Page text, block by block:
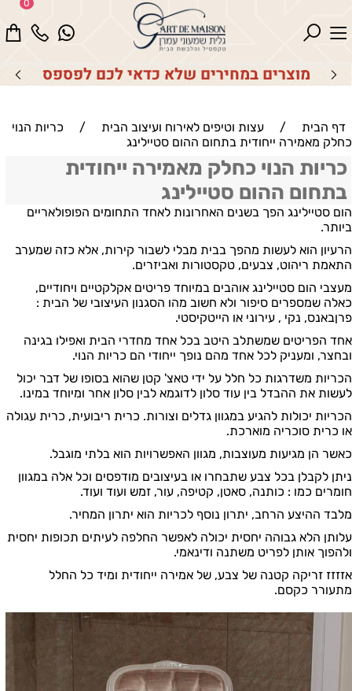
מוצרים במחירים שלא כדאי לכם לפספס
0
דף הבית / עצות וטיפים לאירוח ועיצוב הבית /
כריות הנוי
כחלק מאמירה ייחודית בתחום ההום סטיילינג
כריות הנוי כחלק מאמירה ייחודית
בתחום ההום סטיילינג
הום סטיילינג הפך בשנים האחרונות לאחד התחומים הפופולאריים
ביותר.
הרעיון הוא לעשות מהפך בבית מבלי לשבור קירות, אלא כזה שמערב
התאמת ריהוט, צבעים, טקסטורות ואביזרים.
מעצבי הום סטיילינג אוהבים במיוחד פריטים אקלקטיים ויחודיים,
כאלה שמספרים סיפור ולא חשוב מהו הסגנון העיצובי של הבית :
פרןבאנס, נקי , עירוני או הייטקיסטי.
אחד הפריטים שמשתלב היטב בכל אחד מחדרי הבית ואפילו בגינה
ובחצר, ומעניק לכל אחד מהם נופך ייחודי הם כריות הנוי.
הכריות משדרגות כל חלל על ידי טאצ' קטן שהוא בסופו של דבר יכול
לעשות את ההבדל בין עוד סלון לדוגמא לבין סלון אחר ומיוחד במינו.
הכריות יכולות להגיע במגוון גדלים וצורות. כרית ריבועית, כרית עגולה
או כרית סוכריה מוארכת.
כאשר הן מגיעות מעוצבות, מגוון האפשרויות הוא בלתי מוגבל.
ניתן לקבלן בכל צבע שתבחרו או בעיצובים מודפסים וכל אלה במגוון
חומרים כמו : כותנה, סאטן, קטיפה, עור, זמש ועוד ועוד.
מלבד ההיצע הרחב, יתרון נוסף לכריות הוא יתרון המחיר.
עלותן הלא גבוהה יחסית יכולה לאפשר החלפה לעיתים תכופות יחסית
ולהפוך אותן לפריט משתנה ודינאמי.
אזזזז זריקה קטנה של צבע, של אמירה ייחודית ומיד כל החלל
מתעורר כקסם.